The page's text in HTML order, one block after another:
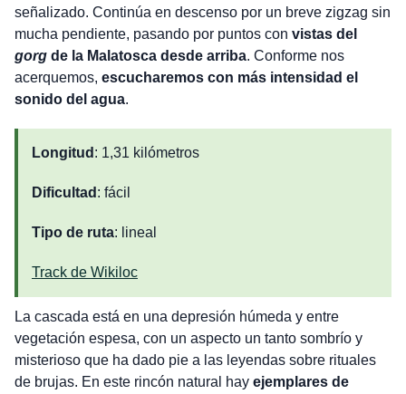
señalizado. Continúa en descenso por un breve zigzag sin
mucha pendiente, pasando por puntos con vistas del
gorgde la Malatosca desde arriba. Conforme nos
acerquemos, escucharemos con más intensidad el
sonido del agua.
Longitud : 1,31 kilómetros
Dificultad : fácil
Tipo de ruta: lineal
Track de Wikiloc
La cascada está en una depresión húmeda y entre
vegetación espesa, con un aspecto un tanto sombrío y
misterioso que ha dado pie a las leyendas sobre rituales
de brujas. En este rincón natural hay ejemplares de